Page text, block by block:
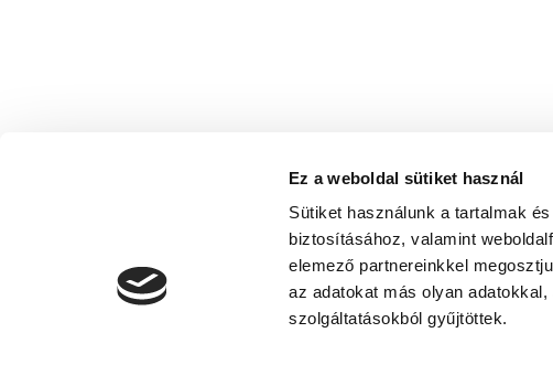
Ez a weboldal sütiket használ
Sütiket használunk a tartalmak
biztosításához, valamint
elemező partnereinkkel
az adatokat más olyan
szolgáltatásokból gyűjtöttek.